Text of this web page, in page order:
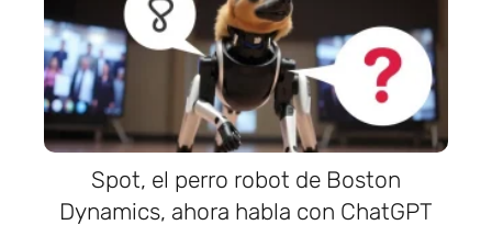
Spot, el perro robot de Boston
Dynamics, ahora habla con ChatGPT